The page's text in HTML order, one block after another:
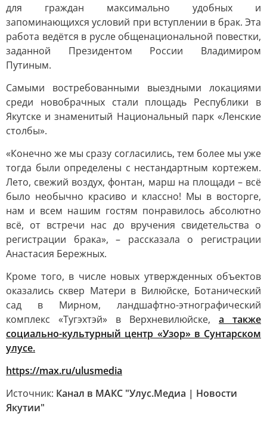
для граждан максимально удобных и
запоминающихся условий при вступлении в брак. Эта
работа ведётся в русле общенациональной повестки,
заданной Президентом России Владимиром
Путиным.
Самыми востребованными выездными локациями
среди новобрачных стали площадь Республики в
Якутске и знаменитый Национальный парк «Ленские
столбы».
«Конечно же мы сразу согласились, тем более мы уже
тогда были определены с нестандартным кортежем.
Лето, свежий воздух, фонтан, марш на площади – всё
было необычно красиво и классно! Мы в восторге,
нам и всем нашим гостям понравилось абсолютно
всё, от встречи нас до вручения свидетельства о
регистрации брака», – рассказала о регистрации
Анастасия Бережных.
Кроме того, в числе новых утвержденных объектов
оказались сквер Матери в Вилюйске, Ботанический
сад в Мирном, ландшафтно-этнографический
комплекс «Тугэхтэй» в Верхневилюйске, а также
социально-культурный центр «Узор» в Сунтарском
улусе.
https://max.ru/ulusmedia
Источник: Канал в МАКС "Улус.Медиа | Новости
Якутии"